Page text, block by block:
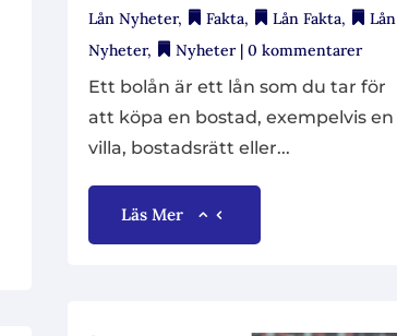
Lån Nyheter, Fakta, Lån Fakta,
Lån
Nyheter, Nyheter| 0 kommentarer
Ett bolån är ett lån som du tar för
att köpa en bostad, exempelvis en
villa, bostadsrätt eller...
Läs Mer